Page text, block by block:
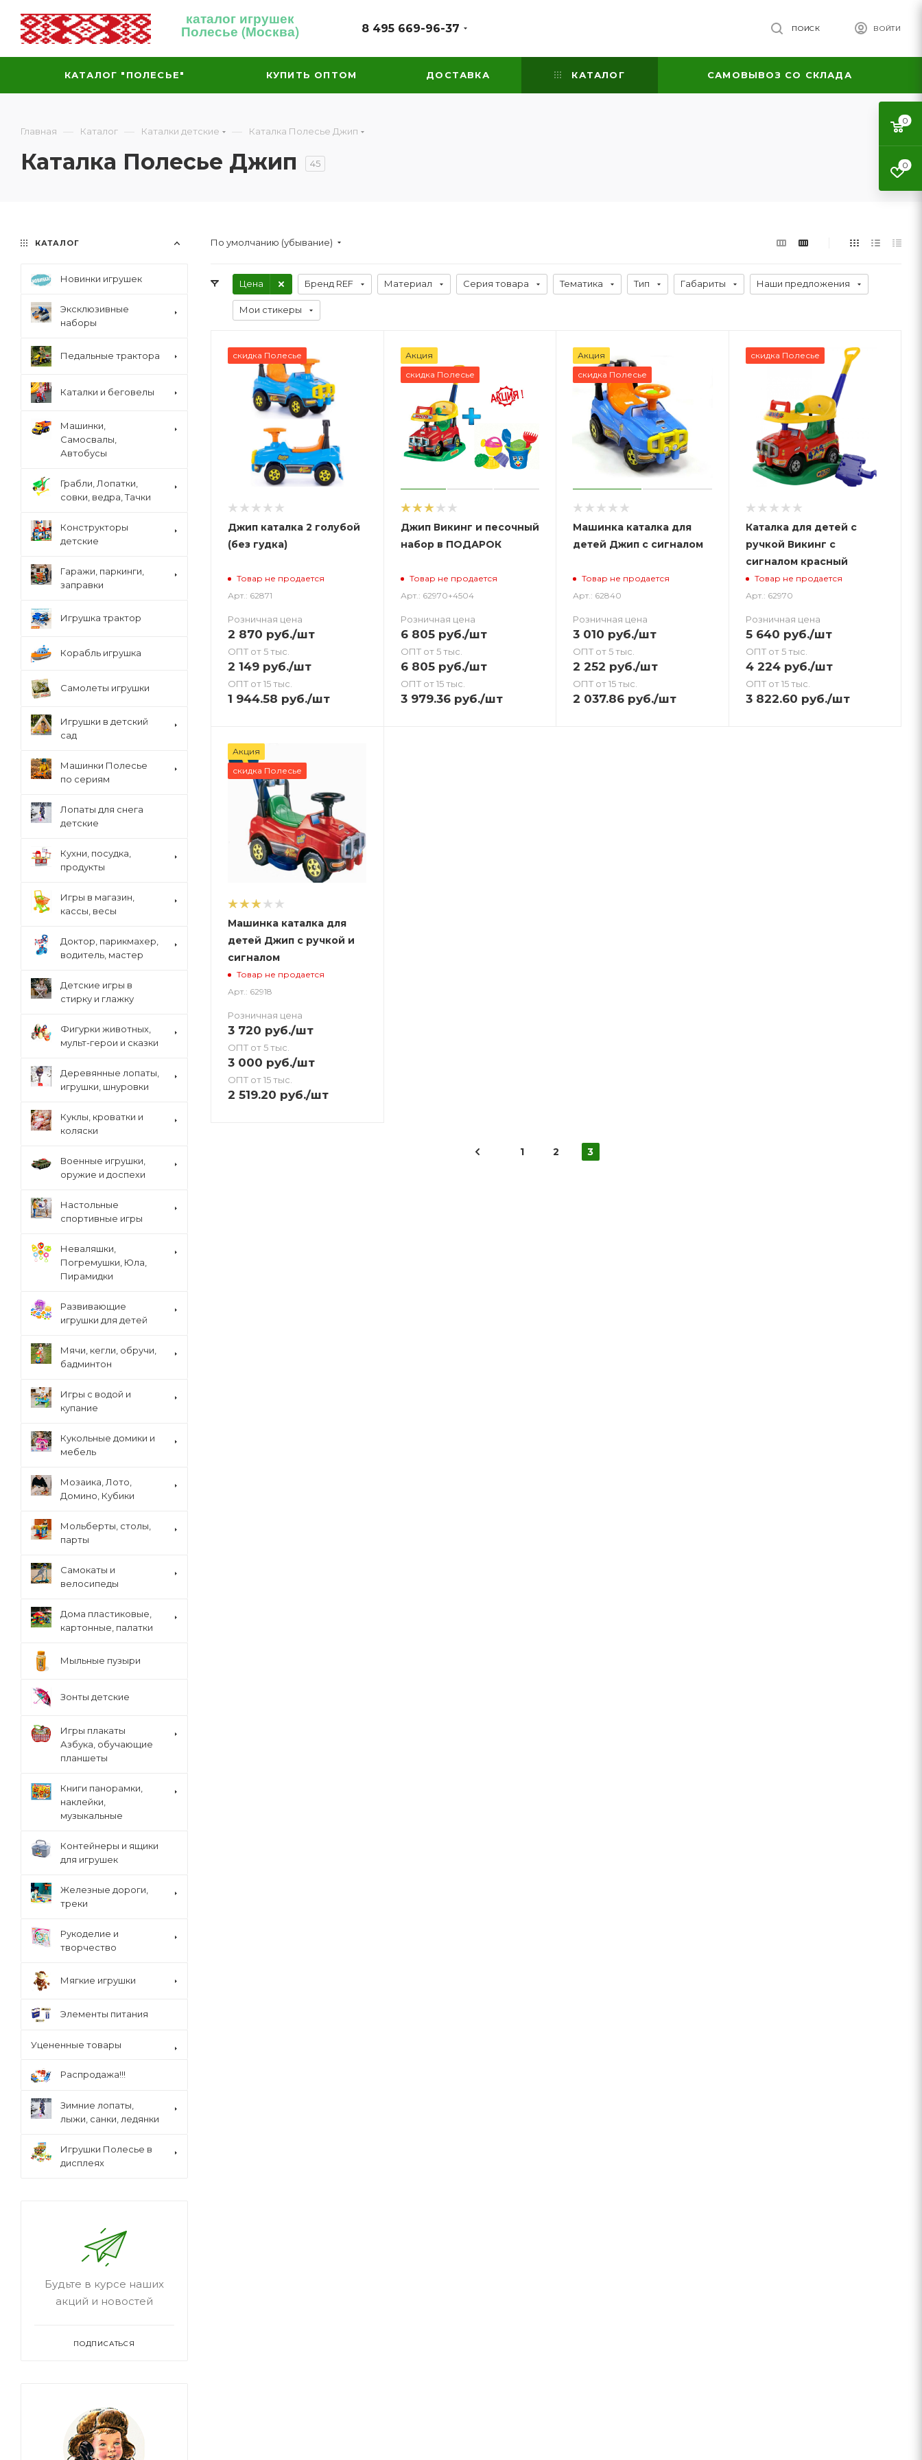
каталог игрушек
Полесье (Москва) 8 495 669-96-37 ВОЙТИ
ПОИСК
КАТАЛОГ "ПОЛЕСЬЕ" КУПИТЬ ОПТОМ ДОСТАВКА КАТАЛОГ САМОВЫВОЗ СО СКЛАДА
Главная — Каталог — Каталки детские — Каталка Полесье Джип
Каталка Полесье Джип 45
По умолчанию (убывание)
Цена Бренд REF Материал Серия товара Тематика Тип Габариты Наши предложения
Мои стикеры
скидка Полесье
Джип каталка 2 голубой
(без гудка)
Товар не продается
Арт.: 62871
Розничная цена
2 870 руб./шт
ОПТ от 5 тыс.
2 149 руб./шт
ОПТ от 15 тыс.
1 944.58 руб./шт
Акция
скидка Полесье
Джип Викинг и песочный
набор в ПОДАРОК
Товар не продается
Арт.: 62970+4504
Розничная цена
6 805руб./шт
ОПТ от 5 тыс.
6 805руб./шт
ОПТ от 15 тыс.
3 979.36руб./шт
Акция
скидка Полесье
Машинка каталка для
детей Джип с сигналом
Товар не продается
Арт.: 62840
Розничная цена
3 010 руб./шт
ОПТ от 5 тыс.
2 252 руб./шт
ОПТ от 15 тыс.
2 037.86 руб./шт
скидка Полесье
Каталка для детей с
ручкой Викинг с
сигналом красный
Товар не продается
Арт.: 62970
Розничная цена
5 640 руб./шт
ОПТ от 5 тыс.
4 224руб./шт
ОПТ от 15 тыс.
3 822.60 руб./шт
Акция
скидка Полесье
Машинка каталка для
детей Джип с ручкой и
сигналом
Товар не продается
Арт.: 62918
Розничная цена
3 720 руб./шт
ОПТ от 5 тыс.
3 000 руб./шт
ОПТ от 15 тыс.
2 519.20 руб./шт
1 2 3
КАТАЛОГ
Новинки игрушек
Эксклюзивные
наборы
Педальные трактора
Каталки и беговелы
Машинки,
Самосвалы,
Автобусы
Грабли, Лопатки,
совки, ведра, Тачки
Конструкторы
детские
Гаражи, паркинги,
заправки
Игрушка трактор
Корабль игрушка
Самолеты игрушки
Игрушки в детский
сад
Машинки Полесье
по сериям
Лопаты для снега
детские
Кухни, посудка,
продукты
Игры в магазин,
кассы, весы
Доктор, парикмахер,
водитель, мастер
Детские игры в
стирку и глажку
Фигурки животных,
мульт-герои и сказки
Деревянные лопаты,
игрушки, шнуровки
Куклы, кроватки и
коляски
Военные игрушки,
оружие и доспехи
Настольные
спортивные игры
Неваляшки,
Погремушки, Юла,
Пирамидки
Развивающие
игрушки для детей
Мячи, кегли, обручи,
бадминтон
Игры с водой и
купание
Кукольные домики и
мебель
Мозаика, Лото,
Домино, Кубики
Мольберты, столы,
парты
Cамокаты и
велосипеды
Дома пластиковые,
картонные, палатки
Мыльные пузыри
Зонты детские
Игры плакаты
Азбука, обучающие
планшеты
Книги панорамки,
наклейки,
музыкальные
Контейнеры и ящики
для игрушек
Железные дороги,
треки
Рукоделие и
творчество
Мягкие игрушки
Элементы питания
Уцененные товары
Распродажа!!!
Зимние лопаты,
лыжи, санки, ледянки
Игрушки Полесье в
дисплеях
Будьте в курсе наших
акций и новостей
ПОДПИСАТЬСЯ
0
0